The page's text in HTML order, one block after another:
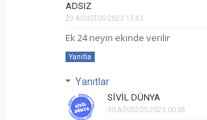
ADSIZ
29 AĞUSTOS 2023 13:43
Ek 24 neyin ekinde verilir
Yanıtla
Yanıtlar
SIVIL DÜNYA
30 AĞUSTOS 2023 00:38